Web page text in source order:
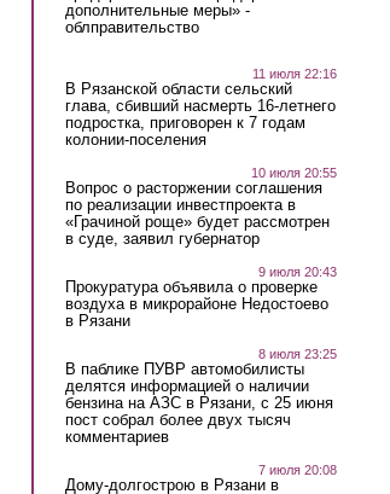
дополнительные меры» -
облправительство
11 июля 22:16
В Рязанской области сельский
глава, сбивший насмерть 16-летнего
подростка, приговорен к 7 годам
колонии-поселения
10 июля 20:55
Вопрос о расторжении соглашения
по реализации инвестпроекта в
«Грачиной роще» будет рассмотрен
в суде, заявил губернатор
9 июля 20:43
Прокуратура объявила о проверке
воздуха в микрорайоне Недостоево
в Рязани
8 июля 23:25
В паблике ПУВР автомобилисты
делятся информацией о наличии
бензина на АЗС в Рязани, с 25 июня
пост собрал более двух тысяч
комментариев
7 июля 20:08
Дому-долгострою в Рязани в